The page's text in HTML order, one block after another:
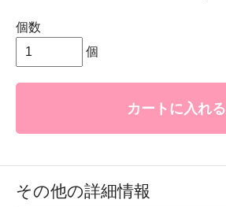
個数
個
カートに入れる
その他の詳細情報